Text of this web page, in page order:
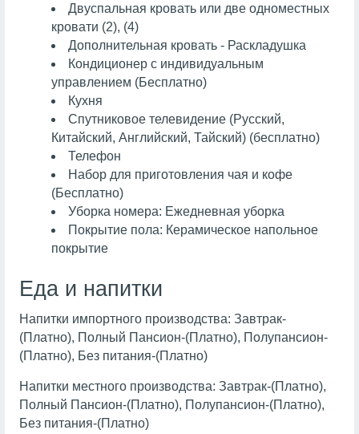
Двуспальная кровать или две одноместных
кровати (2), (4)
Дополнительная кровать - Раскладушка
Кондиционер с индивидуальным
управлением (Бесплатно)
Кухня
Спутниковое телевидение (Русский,
Китайский, Английский, Тайский) (бесплатно)
Телефон
Набор для приготовления чая и кофе
(Бесплатно)
Уборка номера: Ежедневная уборка
Покрытие пола: Керамическое напольное
покрытие
Еда и напитки
Напитки импортного производства: Завтрак-
(Платно), Полный Пансион-(Платно), Полупансион-
(Платно), Без питания-(Платно)
Напитки местного производства: Завтрак-(Платно),
Полный Пансион-(Платно), Полупансион-(Платно),
Без питания-(Платно)